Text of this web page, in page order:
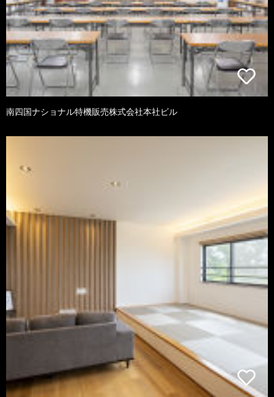
南四国ナショナル特機販売株式会社本社ビル